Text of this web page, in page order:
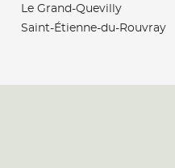
Le Grand-Quevilly
Saint-Étienne-du-Rouvray